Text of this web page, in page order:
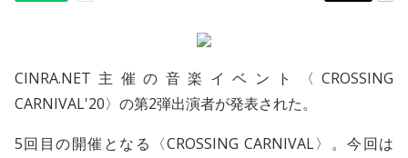
CINRA.NET主催の音楽イベント〈CROSSING
CARNIVAL'20〉の第2弾出演者が発表された。
5回目の開催となる〈CROSSING CARNIVAL〉。今回は